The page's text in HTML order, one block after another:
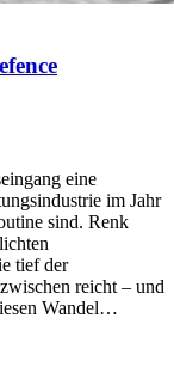
eine
im Jahr
sind. Renk
tief der
reicht – und
Wandel…